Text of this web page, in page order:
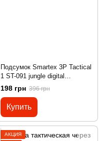
Подсумок Smartex 3P Tactical
1 ST-091 jungle digital
camouflage
198 грн 396 грн
Купить
АКЦИЯ